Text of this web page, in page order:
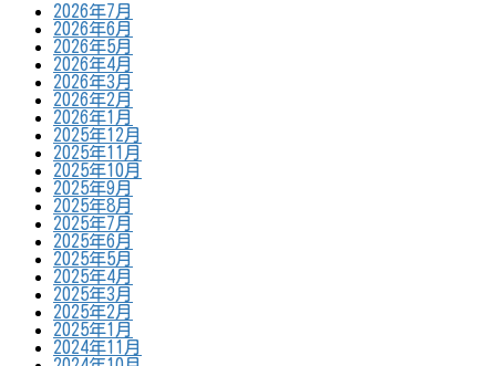
2026年7月
2026年6月
2026年5月
2026年4月
2026年3月
2026年2月
2026年1月
2025年12月
2025年11月
2025年10月
2025年9月
2025年8月
2025年7月
2025年6月
2025年5月
2025年4月
2025年3月
2025年2月
2025年1月
2024年11月